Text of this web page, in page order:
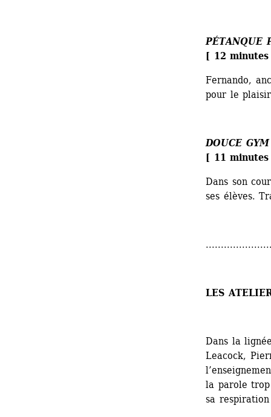
PÉTANQUE
[ 12
Fernando,
pour le
DOUCE GYM
[ 11
Dans son
ses élèves.
LES
Dans la
Leacock,
la parole
sa